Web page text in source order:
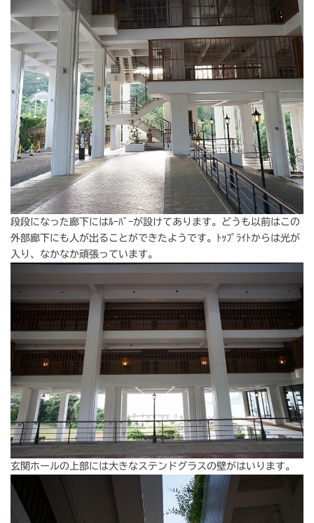
段段になった廊下にはﾙｰﾊﾞｰが設けてあります。どうも以前はこの
外部廊下にも人が出ることができたようです。ﾄｯﾌﾟﾗｲﾄからは光が
入り、なかなか頑張っています。
玄関ホールの上部には大きなステンドグラスの壁がはいります。